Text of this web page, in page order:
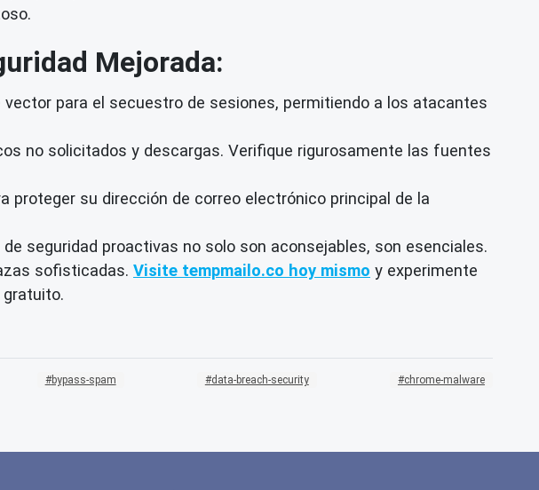
Mejorada:
para el secuestro de sesiones, permitiendo a los atacantes
no solicitados y descargas. Verifique rigurosamente las fuentes
proteger su dirección de correo electrónico principal de la
seguridad proactivas no solo son aconsejables, son esenciales.
sofisticadas. Visite tempmailo.co hoy mismo y experimente
gratuito.
bypass-spam data-breach-security chrome-malware